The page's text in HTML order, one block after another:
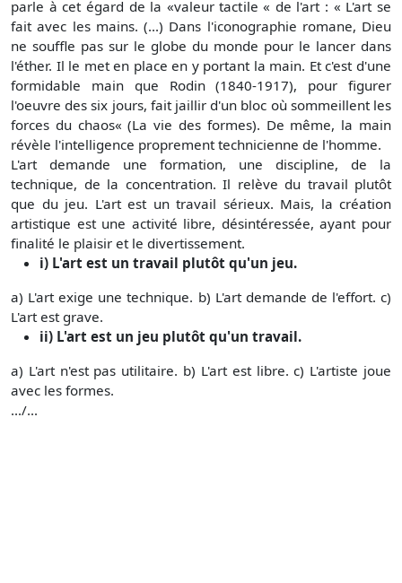
parle à cet égard de la «valeur tactile « de l'art : « L'art se
fait avec les mains. (...) Dans l'iconographie romane, Dieu
ne souffle pas sur le globe du monde pour le lancer dans
l'éther. Il le met en place en y portant la main. Et c'est d'une
formidable main que Rodin (1840-1917), pour figurer
l'oeuvre des six jours, fait jaillir d'un bloc où sommeillent les
forces du chaos« (La vie des formes). De même, la main
révèle l'intelligence proprement technicienne de l'homme.
L'art demande une formation, une discipline, de la
technique, de la concentration. Il relève du travail plutôt
que du jeu. L'art est un travail sérieux. Mais, la création
artistique est une activité libre, désintéressée, ayant pour
finalité le plaisir et le divertissement.
i) L'art est un travail plutôt qu'un jeu.
a) L'art exige une technique. b) L'art demande de l'effort. c)
L'art est grave.
ii) L'art est un jeu plutôt qu'un travail.
a) L'art n'est pas utilitaire. b) L'art est libre. c) L'artiste joue
avec les formes.
.../...